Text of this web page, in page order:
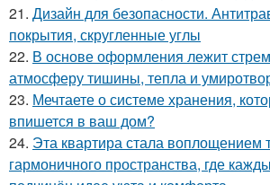
21. Дизайн для безопасности.
покрытия, скругленные углы
22. В основе оформления лежит
атмосферу тишины, тепла и
23. Мечтаете о системе хранения,
впишется в ваш дом?
24. Эта квартира стала воплощением
гармоничного пространства, где